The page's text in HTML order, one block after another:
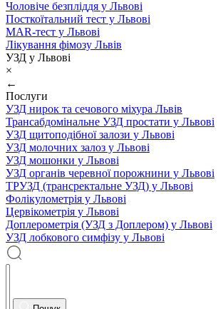
Чоловіче безпліддя у Львові
Посткоїтальний тест у Львові
MAR-тест у Львові
Лікування фімозу Львів
УЗД у Львові
×
←
Послуги
УЗД нирок та сечового міхура Львів
Трансабдомінальне УЗД простати у Львові
УЗД щитоподібної залози у Львові
УЗД молочних залоз у Львові
УЗД мошонки у Львові
УЗД органів черевної порожнини у Львові
ТРУЗД (трансректальне УЗД) у Львові
Фолікулометрія у Львові
Цервікометрія у Львові
Доплерометрія (УЗД з Доплером) у Львові
УЗД лобкового симфізу у Львові